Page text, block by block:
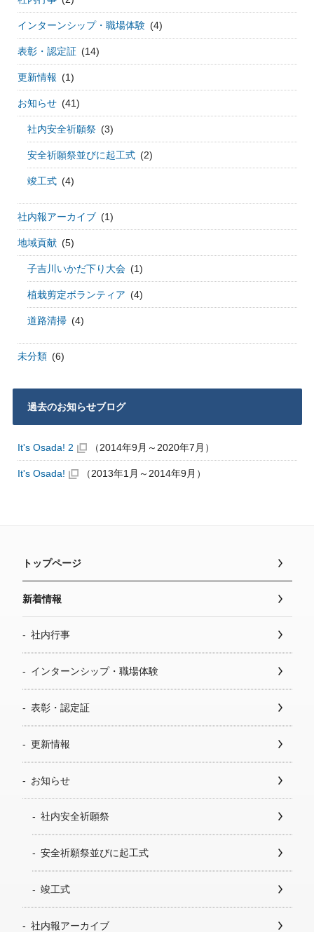
インターンシップ・職場体験 (4)
表彰・認定証 (14)
更新情報 (1)
お知らせ (41)
社内安全祈願祭 (3)
安全祈願祭並びに起工式 (2)
竣工式 (4)
社内報アーカイブ (1)
地域貢献 (5)
子吉川いかだ下り大会 (1)
植栽剪定ボランティア (4)
道路清掃 (4)
未分類 (6)
過去のお知らせブログ
It's Osada! 2 （2014年9月～2020年7月）
It's Osada! （2013年1月～2014年9月）
トップページ
新着情報
社内行事
インターンシップ・職場体験
表彰・認定証
更新情報
お知らせ
社内安全祈願祭
安全祈願祭並びに起工式
竣工式
社内報アーカイブ